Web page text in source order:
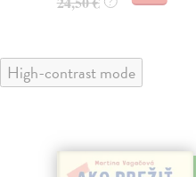
High-contrast mode